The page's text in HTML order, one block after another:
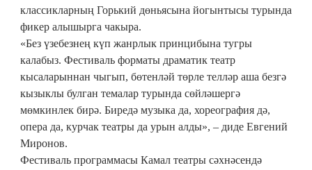
классикларның Горький дөньясына йогынтысы турында
фикер алышырга чакыра.
«Без үзебезнең күп жанрлык принцибына тугры
калабыз. Фестиваль форматы драматик театр
кысаларыннан чыгып, бөтенләй төрле телләр аша безгә
кызыклы булган темалар турында сөйләшергә
мөмкинлек бирә. Биредә музыка да, хореография дә,
опера да, курчак театры да урын алды», – диде Евгений
Миронов.
Фестиваль программасы Камал театры сәхнәсендә